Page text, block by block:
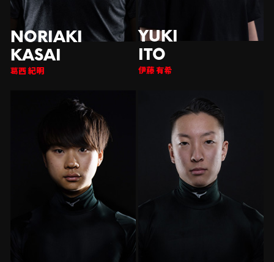
西 紀明 伊藤 有希